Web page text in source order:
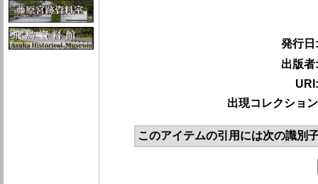
発行
出版
出現コレクショ
このアイテムの引用には次の識別